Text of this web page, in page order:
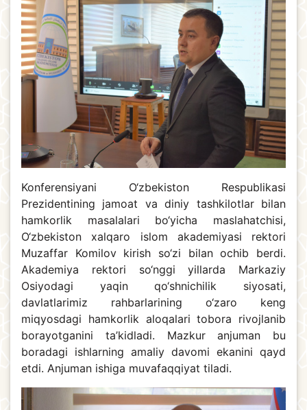
Konferensiyani O‘zbekiston Respublikasi
Prezidentining jamoat va diniy tashkilotlar bilan
hamkorlik masalalari bo‘yicha maslahatchisi,
O‘zbekiston xalqaro islom akademiyasi rektori
Muzaffar Komilov kirish so‘zi bilan ochib berdi.
Akademiya rektori so‘nggi yillarda Markaziy
Osiyodagi yaqin qo‘shnichilik siyosati,
davlatlarimiz rahbarlarining o‘zaro keng
miqyosdagi hamkorlik aloqalari tobora rivojlanib
borayotganini ta’kidladi. Mazkur anjuman bu
boradagi ishlarning amaliy davomi ekanini qayd
etdi. Anjuman ishiga muvafaqqiyat tiladi.